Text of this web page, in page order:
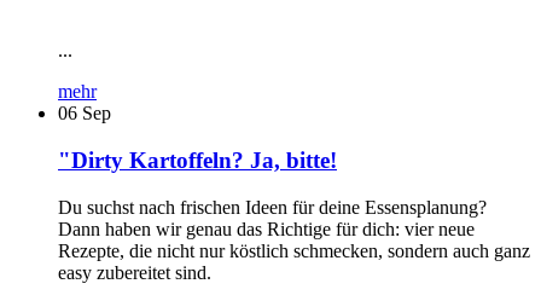
...
mehr
06 Sep
"Dirty Kartoffeln? Ja, bitte!
Du suchst nach frischen Ideen für deine Essensplanung?
Dann haben wir genau das Richtige für dich: vier neue
Rezepte, die nicht nur köstlich schmecken, sondern auch ganz
easy zubereitet sind.